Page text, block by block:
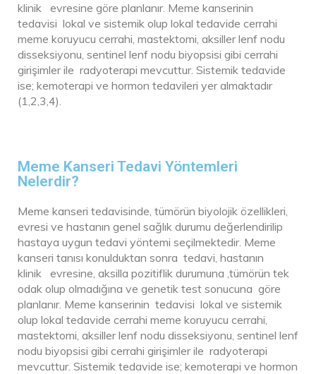
klinik evresine göre planlanır. Meme kanserinin
tedavisi lokal ve sistemik olup lokal tedavide cerrahi
meme koruyucu cerrahi, mastektomi, aksiller lenf nodu
disseksiyonu, sentinel lenf nodu biyopsisi gibi cerrahi
girişimler ile radyoterapi mevcuttur. Sistemik tedavide
ise; kemoterapi ve hormon tedavileri yer almaktadır
(1,2,3,4).
Meme Kanseri Tedavi Yöntemleri
Nelerdir?
Meme kanseri tedavisinde, tümörün biyolojik özellikleri,
evresi ve hastanın genel sağlık durumu değerlendirilip
hastaya uygun tedavi yöntemi seçilmektedir. Meme
kanseri tanısı konulduktan sonra tedavi, hastanın
klinik evresine, aksilla pozitiflik durumuna ,tümörün tek
odak olup olmadığına ve genetik test sonucuna göre
planlanır. Meme kanserinin tedavisi lokal ve sistemik
olup lokal tedavide cerrahi meme koruyucu cerrahi,
mastektomi, aksiller lenf nodu disseksiyonu, sentinel lenf
nodu biyopsisi gibi cerrahi girişimler ile radyoterapi
mevcuttur. Sistemik tedavide ise; kemoterapi ve hormon